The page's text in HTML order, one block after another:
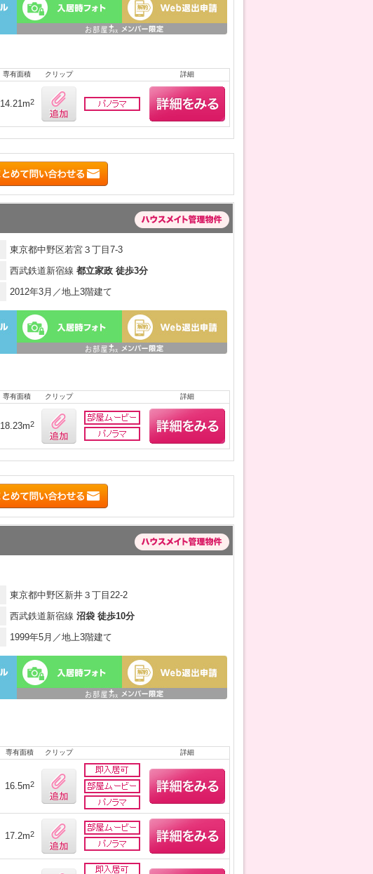
専有面積 クリップ 詳細
14.21m2
東京都中野区若宮３丁目7-3
西武鉄道新宿線 都立家政 徒歩3分
2012年3月／地上3階建て
専有面積 クリップ 詳細
18.23m2
東京都中野区新井３丁目22-2
西武鉄道新宿線 沼袋 徒歩10分
1999年5月／地上3階建て
専有面積 クリップ 詳細
16.5m2
17.2m2